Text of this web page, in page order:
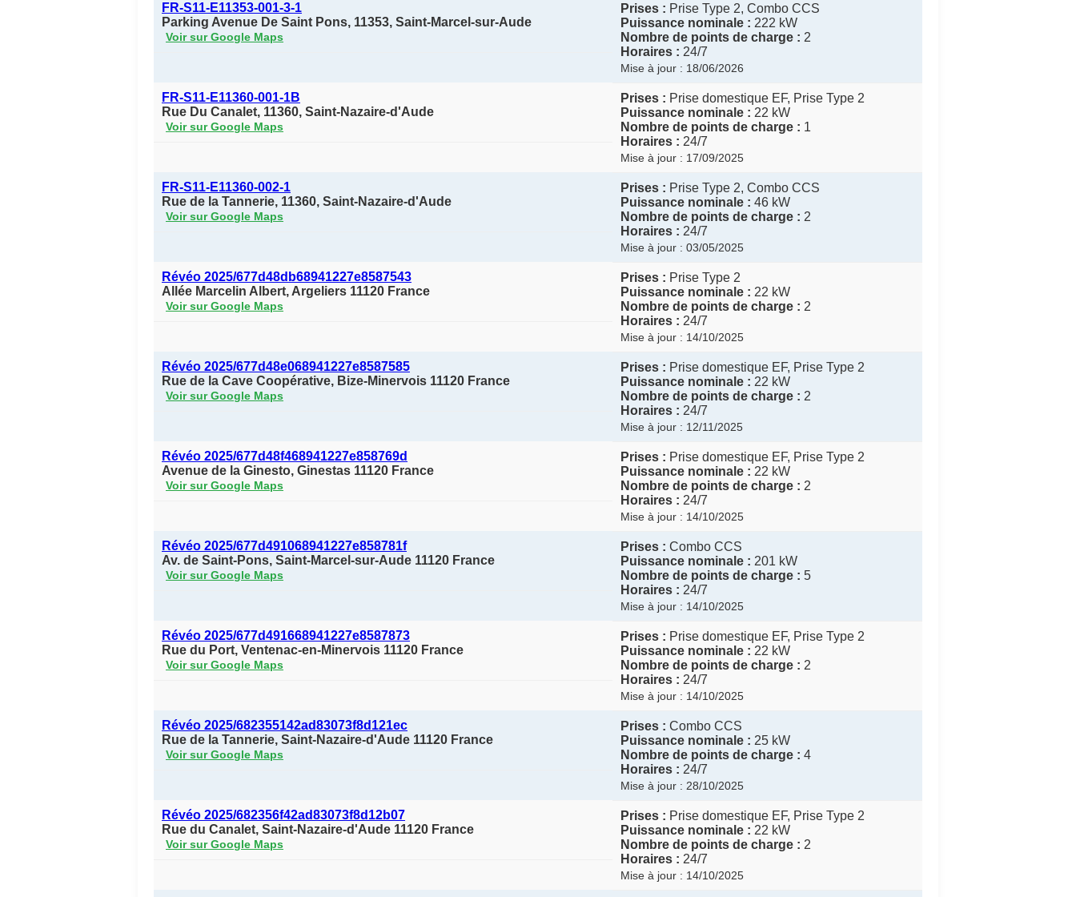
FR-S11-E11353-001-3-1
Parking Avenue De Saint Pons, 11353, Saint-Marcel-sur-Aude
Voir sur Google Maps
Prises : Prise Type 2, Combo CCS
Puissance nominale : 222 kW
Nombre de points de charge : 2
Horaires : 24/7
Mise à jour : 18/06/2026
FR-S11-E11360-001-1B
Rue Du Canalet, 11360, Saint-Nazaire-d'Aude
Voir sur Google Maps
Prises : Prise domestique EF, Prise Type 2
Puissance nominale : 22 kW
Nombre de points de charge : 1
Horaires : 24/7
Mise à jour : 17/09/2025
FR-S11-E11360-002-1
Rue de la Tannerie, 11360, Saint-Nazaire-d'Aude
Voir sur Google Maps
Prises : Prise Type 2, Combo CCS
Puissance nominale : 46 kW
Nombre de points de charge : 2
Horaires : 24/7
Mise à jour : 03/05/2025
Révéo 2025/677d48db68941227e8587543
Allée Marcelin Albert, Argeliers 11120 France
Voir sur Google Maps
Prises : Prise Type 2
Puissance nominale : 22 kW
Nombre de points de charge : 2
Horaires : 24/7
Mise à jour : 14/10/2025
Révéo 2025/677d48e068941227e8587585
Rue de la Cave Coopérative, Bize-Minervois 11120 France
Voir sur Google Maps
Prises : Prise domestique EF, Prise Type 2
Puissance nominale : 22 kW
Nombre de points de charge : 2
Horaires : 24/7
Mise à jour : 12/11/2025
Révéo 2025/677d48f468941227e858769d
Avenue de la Ginesto, Ginestas 11120 France
Voir sur Google Maps
Prises : Prise domestique EF, Prise Type 2
Puissance nominale : 22 kW
Nombre de points de charge : 2
Horaires : 24/7
Mise à jour : 14/10/2025
Révéo 2025/677d491068941227e858781f
Av. de Saint-Pons, Saint-Marcel-sur-Aude 11120 France
Voir sur Google Maps
Prises : Combo CCS
Puissance nominale : 201 kW
Nombre de points de charge : 5
Horaires : 24/7
Mise à jour : 14/10/2025
Révéo 2025/677d491668941227e8587873
Rue du Port, Ventenac-en-Minervois 11120 France
Voir sur Google Maps
Prises : Prise domestique EF, Prise Type 2
Puissance nominale : 22 kW
Nombre de points de charge : 2
Horaires : 24/7
Mise à jour : 14/10/2025
Révéo 2025/682355142ad83073f8d121ec
Rue de la Tannerie, Saint-Nazaire-d'Aude 11120 France
Voir sur Google Maps
Prises : Combo CCS
Puissance nominale : 25 kW
Nombre de points de charge : 4
Horaires : 24/7
Mise à jour : 28/10/2025
Révéo 2025/682356f42ad83073f8d12b07
Rue du Canalet, Saint-Nazaire-d'Aude 11120 France
Voir sur Google Maps
Prises : Prise domestique EF, Prise Type 2
Puissance nominale : 22 kW
Nombre de points de charge : 2
Horaires : 24/7
Mise à jour : 14/10/2025